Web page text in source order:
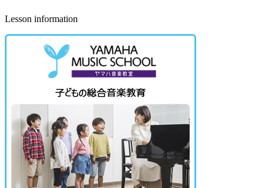
Lesson information